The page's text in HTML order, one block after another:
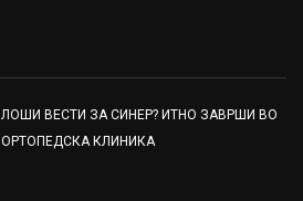
ЛОШИ ВЕСТИ ЗА СИНЕР? ИТНО ЗАВРШИ ВО
ОРТОПЕДСКА КЛИНИКА